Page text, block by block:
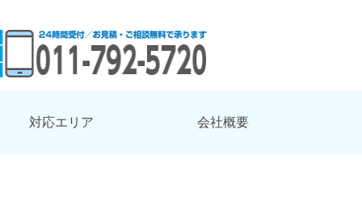
対応エリア 会社概要